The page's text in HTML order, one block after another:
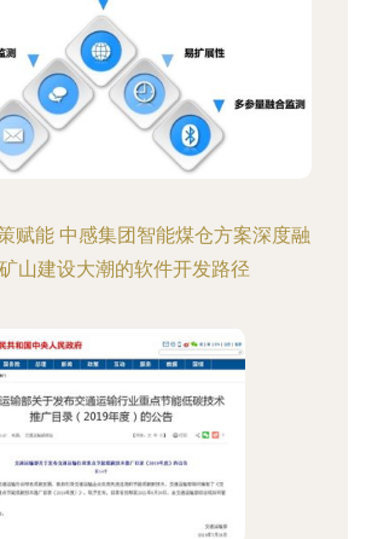
赋能 中感集团智能煤仓方案深度融
山建设大潮的软件开发路径